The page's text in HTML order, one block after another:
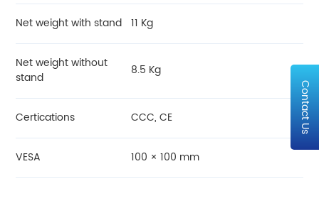
Net weight with stand 11 Kg
Net weight without
stand
8.5 Kg
Certications CCC, CE
VESA 100 × 100 mm
Contact Us